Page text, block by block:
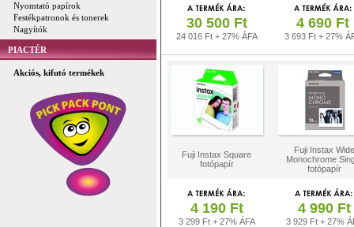
Nyomtató papírok
Festékpatronok és tonerek
Nagyítók
PIACTÉR
Akciós, kifutó termékek
30 500 Ft
24 016 Ft + 27% ÁFA
4 690 Ft
3 693 Ft + 27%
Fuji Instax Square
fotópapír
Fuji Instax Wide
Monochrome
fotópapír
4 190 Ft
3 299 Ft + 27% ÁFA
4 990 Ft
3 929 Ft + 27%